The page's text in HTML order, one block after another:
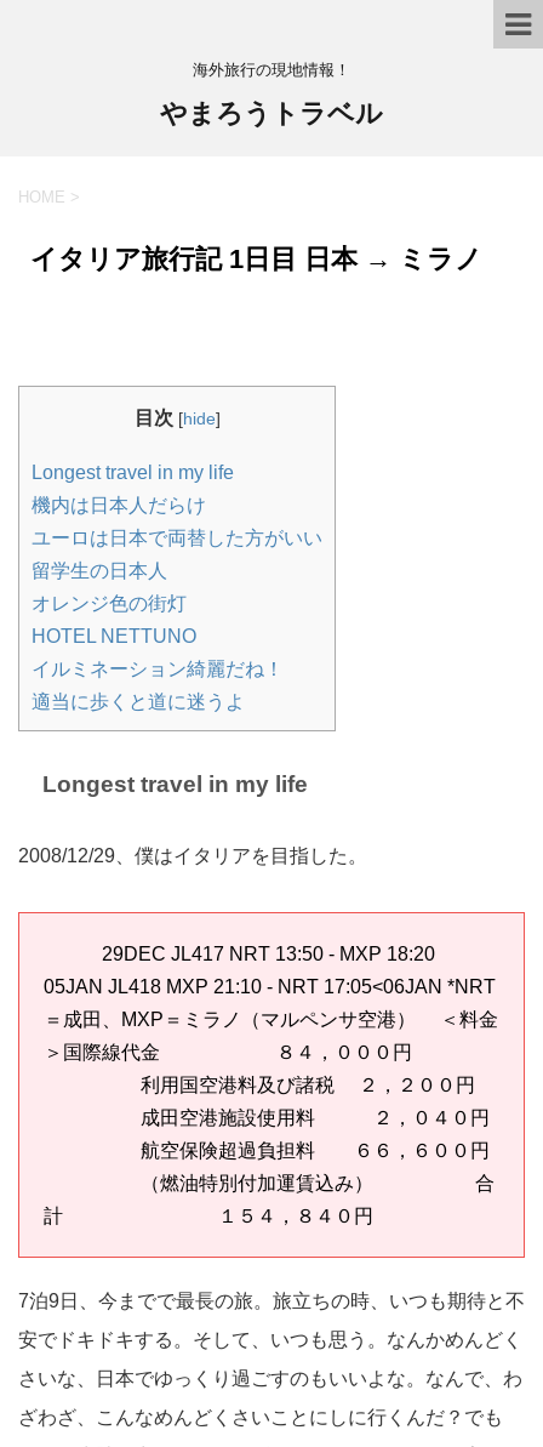
海外旅行の現地情報！
やまろうトラベル
HOME >
イタリア旅行記 1日目 日本 → ミラノ
目次 [hide]
Longest travel in my life
機内は日本人だらけ
ユーロは日本で両替した方がいい
留学生の日本人
オレンジ色の街灯
HOTEL NETTUNO
イルミネーション綺麗だね！
適当に歩くと道に迷うよ
Longest travel in my life
2008/12/29、僕はイタリアを目指した。
29DEC JL417 NRT 13:50 - MXP 18:20
05JAN JL418 MXP 21:10 - NRT 17:05<06JAN *NRT
＝成田、MXP＝ミラノ（マルペンサ空港） ＜料金
＞国際線代金 ８４，０００円
利用国空港料及び諸税 ２，２００円
成田空港施設使用料 ２，０４０円
航空保険超過負担料 ６６，６００円
（燃油特別付加運賃込み） 合
計 １５４，８４０円
7泊9日、今までで最長の旅。旅立ちの時、いつも期待と不
安でドキドキする。そして、いつも思う。なんかめんどく
さいな、日本でゆっくり過ごすのもいいよな。なんで、わ
ざわざ、こんなめんどくさいことにしに行くんだ？でも